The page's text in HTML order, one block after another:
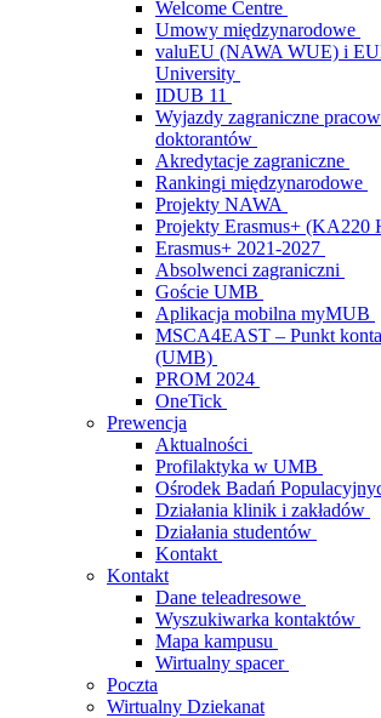
Welcome Centre
Umowy międzynarodowe
valuEU (NAWA WUE) i
University
IDUB 11
Wyjazdy zagraniczne
doktorantów
Akredytacje zagraniczne
Rankingi międzynarodowe
Projekty NAWA
Projekty Erasmus+ (KA220
Erasmus+ 2021-2027
Absolwenci zagraniczni
Goście UMB
Aplikacja mobilna myMUB
MSCA4EAST – Punkt
(UMB)
PROM 2024
OneTick
Prewencja
Aktualności
Profilaktyka w UMB
Ośrodek Badań
Działania klinik i zakładów
Działania studentów
Kontakt
Kontakt
Dane teleadresowe
Wyszukiwarka kontaktów
Mapa kampusu
Wirtualny spacer
Poczta
Wirtualny Dziekanat